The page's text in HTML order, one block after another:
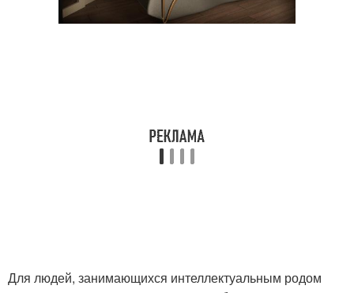
Для людей, занимающихся интеллектуальным родом